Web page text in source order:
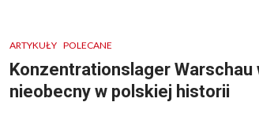
ARTYKUŁY POLECANE
Konzentrationslager Warschau
nieobecny w polskiej historii